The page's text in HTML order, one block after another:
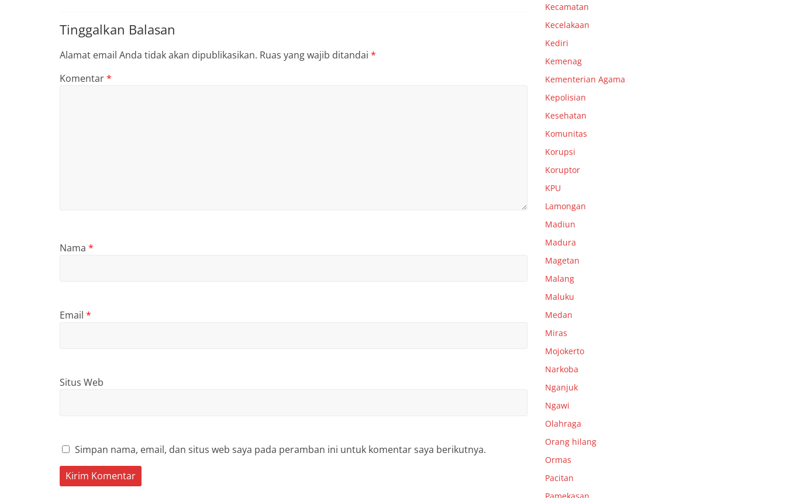
Tinggalkan Balasan
Alamat email Anda tidak akan dipublikasikan. Ruas yang wajib ditandai *
Komentar*
Nama *
Email *
Situs Web
Simpan nama, email, dan situs web saya pada peramban ini untuk komentar saya berikutnya.
Kecamatan
Kecelakaan
Kediri
Kemenag
Kementerian Agama
Kepolisian
Kesehatan
Komunitas
Korupsi
Koruptor
KPU
Lamongan
Madiun
Madura
Magetan
Malang
Maluku
Medan
Miras
Mojokerto
Narkoba
Nganjuk
Ngawi
Olahraga
Orang hilang
Ormas
Pacitan